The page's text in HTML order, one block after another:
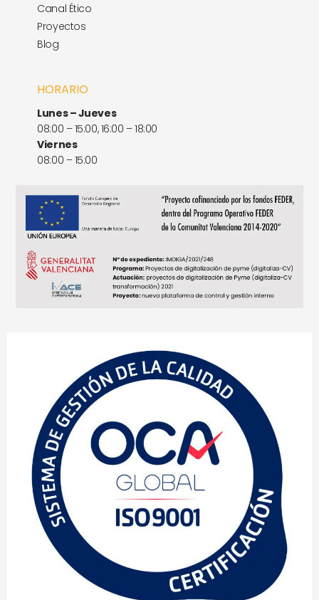
Canal Ético
Proyectos
Blog
HORARIO
Lunes – Jueves
08:00 – 15:00, 16:00 – 18:00
Viernes
08:00 – 15:00